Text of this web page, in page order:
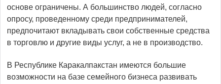
основе ограничены. А большинство людей, согласно
опросу, проведенному среди предпринимателей,
предпочитают вкладывать свои собственные средства
в торговлю и другие виды услуг, а не в производство.
В Республике Каракалпакстан имеются большие
возможности на базе семейного бизнеса развивать